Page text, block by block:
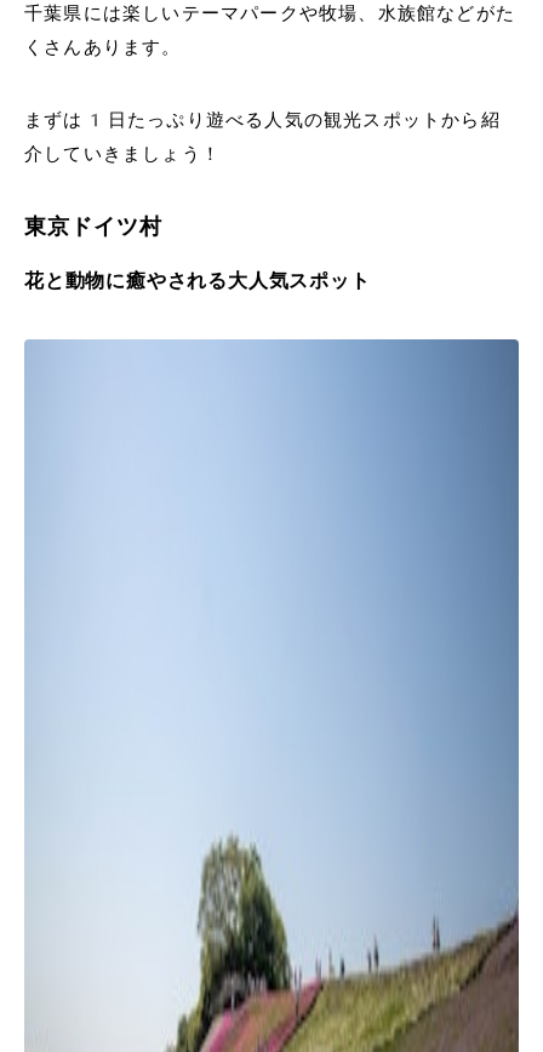
千葉県には楽しいテーマパークや牧場、水族館などがた
くさんあります。
まずは1日たっぷり遊べる人気の観光スポットから紹
介していきましょう！
東京ドイツ村
花と動物に癒やされる大人気スポット